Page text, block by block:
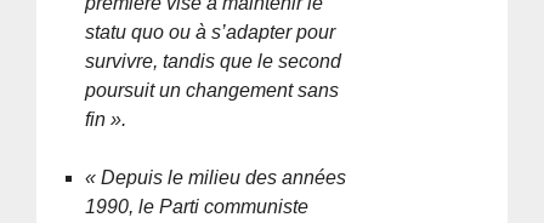
statu quo ou à s’adapter pour
survivre, tandis que le second
poursuit un changement sans
fin ».
« Depuis le milieu des années
1990, le Parti communiste